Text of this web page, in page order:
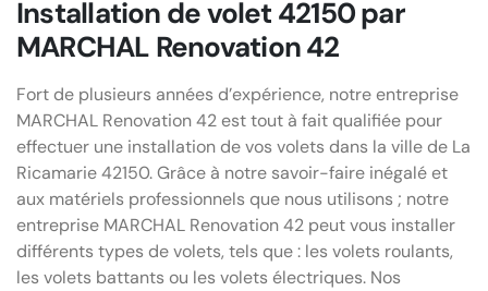
Installation de volet 42150 par
MARCHAL Renovation 42
Fort de plusieurs années d’expérience, notre entreprise
MARCHAL Renovation 42 est tout à fait qualifiée pour
effectuer une installation de vos volets dans la ville de La
Ricamarie 42150. Grâce à notre savoir-faire inégalé et
aux matériels professionnels que nous utilisons ; notre
entreprise MARCHAL Renovation 42 peut vous installer
différents types de volets, tels que : les volets roulants,
les volets battants ou les volets électriques. Nos